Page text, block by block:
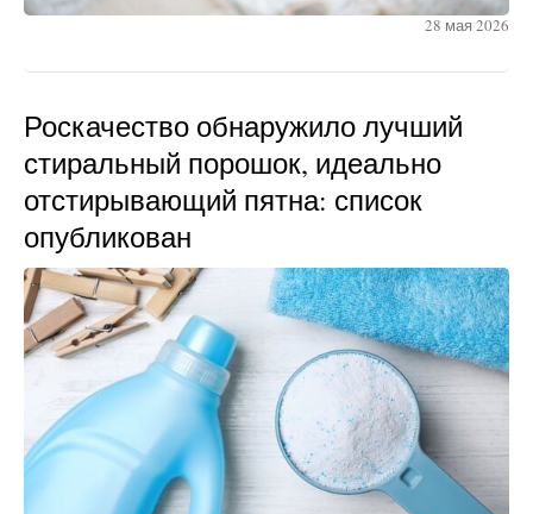
28 мая 2026
Роскачество обнаружило лучший
стиральный порошок, идеально
отстирывающий пятна: список
опубликован